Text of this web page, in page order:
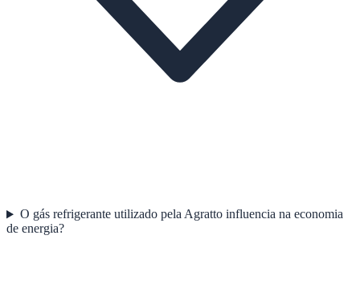
O gás refrigerante utilizado pela Agratto influencia na economia
de energia?